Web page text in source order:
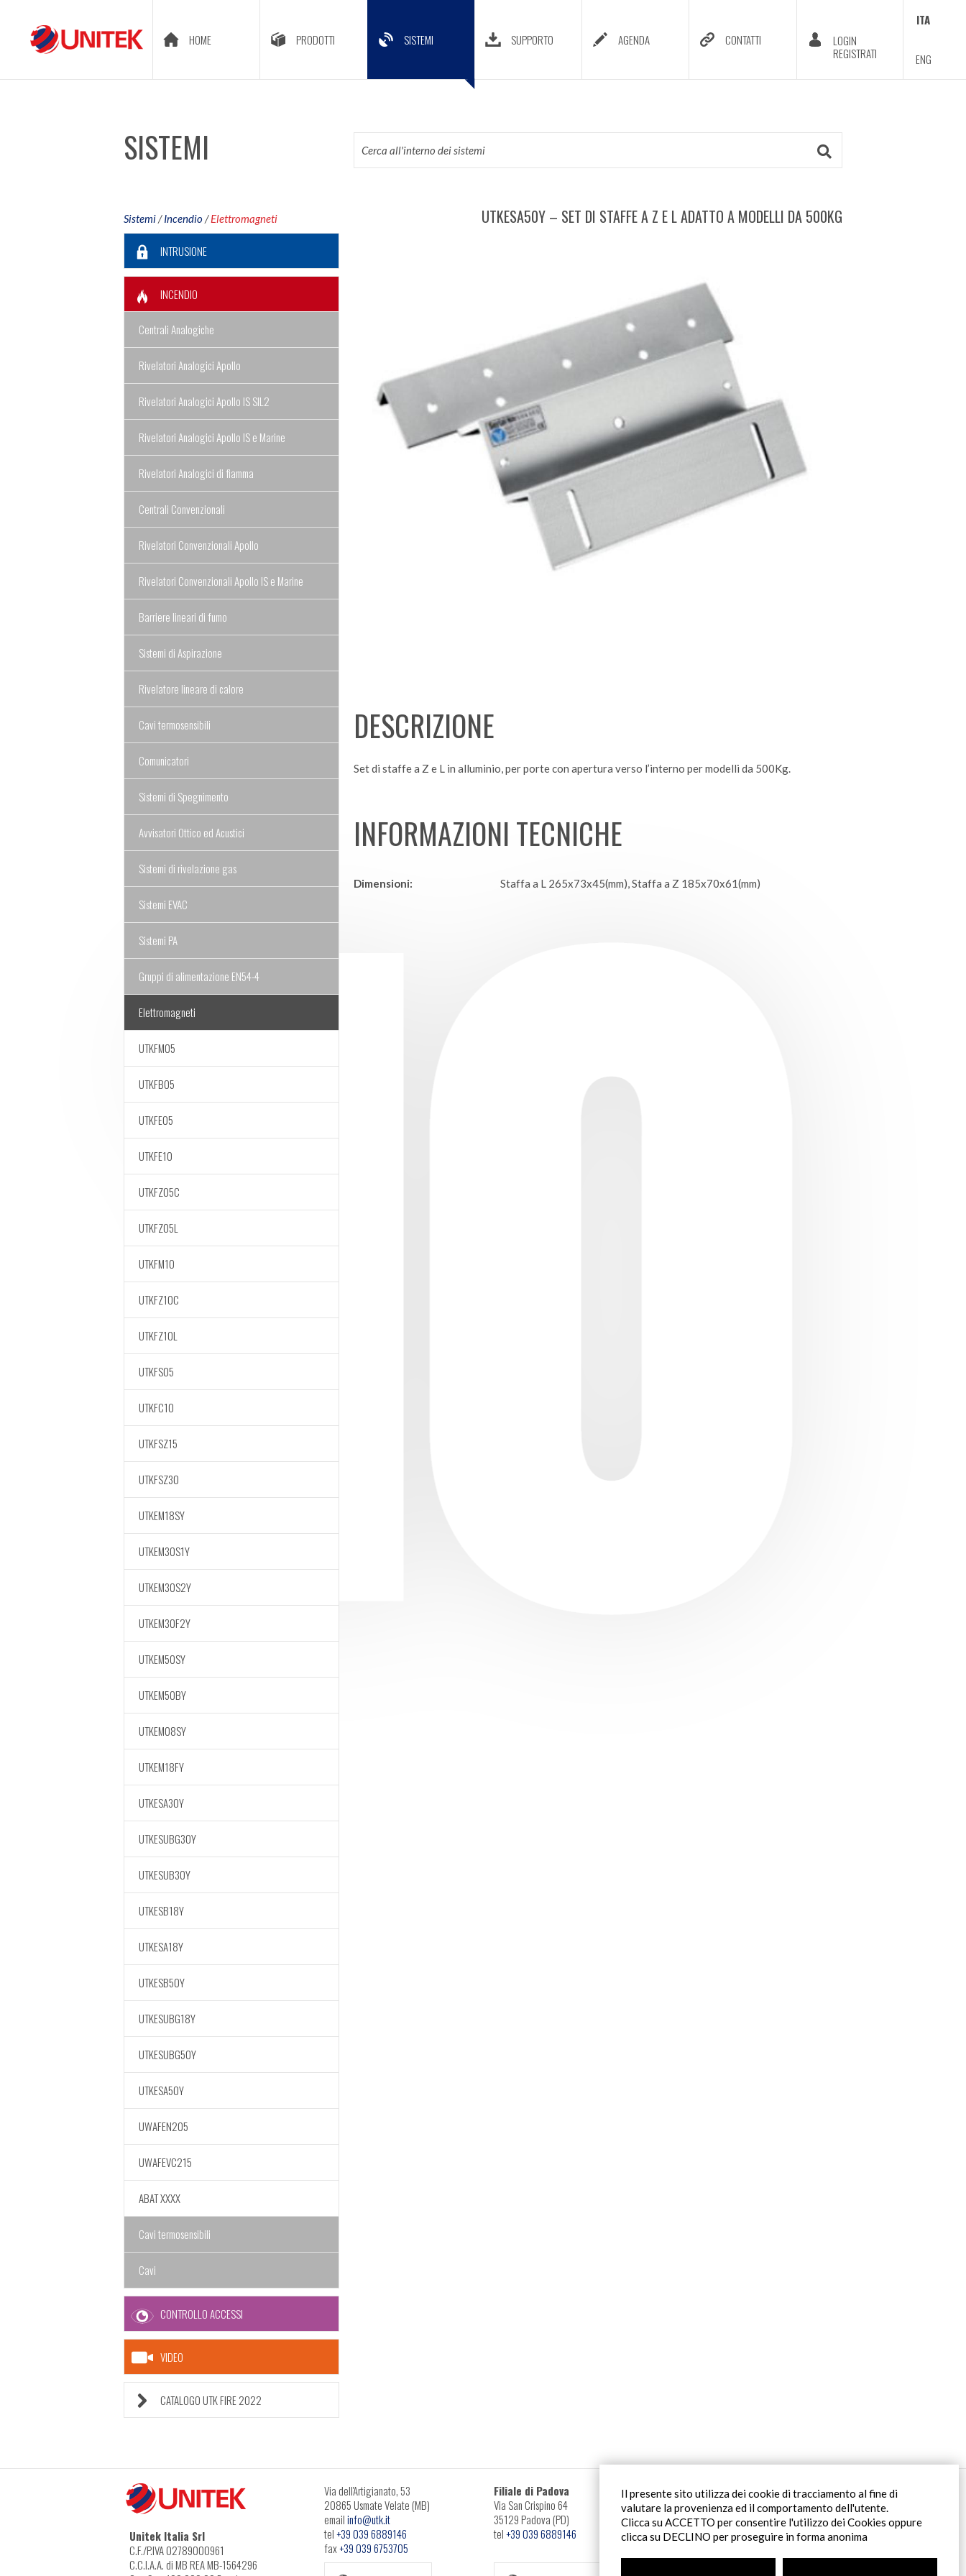
Il presente sito utilizza dei cookie di tracciamento al fine di
valutare la provenienza ed il comportamento dell'utente.
Clicca su ACCETTO per consentire l'utilizzo dei Cookies oppure
clicca su DECLINO per proseguire in forma anonima
HOME PRODOTTI SISTEMI SUPPORTO AGENDA CONTATTI
LOGIN
REGISTRATI
ITA
ENG
SISTEMI
Sistemi/Incendio/Elettromagneti UTKESA50Y – SET DI STAFFE A Z E L ADATTO A MODELLI DA 500KG
DESCRIZIONE
Set di staffe a Z e L in alluminio, per porte con apertura verso l’interno per modelli da 500Kg.
INFORMAZIONI TECNICHE
Dimensioni: Staffa a L 265x73x45(mm), Staffa a Z 185x70x61(mm)
INTRUSIONE
INCENDIO
Centrali Analogiche
Rivelatori Analogici Apollo
Rivelatori Analogici Apollo IS SIL2
Rivelatori Analogici Apollo IS e Marine
Rivelatori Analogici di fiamma
Centrali Convenzionali
Rivelatori Convenzionali Apollo
Rivelatori Convenzionali Apollo IS e Marine
Barriere lineari di fumo
Sistemi di Aspirazione
Rivelatore lineare di calore
Cavi termosensibili
Comunicatori
Sistemi di Spegnimento
Avvisatori Ottico ed Acustici
Sistemi di rivelazione gas
Sistemi EVAC
Sistemi PA
Gruppi di alimentazione EN54-4
Elettromagneti
UTKFM05
UTKFB05
UTKFE05
UTKFE10
UTKFZ05C
UTKFZ05L
UTKFM10
UTKFZ10C
UTKFZ10L
UTKFS05
UTKFC10
UTKFSZ15
UTKFSZ30
UTKEM18SY
UTKEM30S1Y
UTKEM30S2Y
UTKEM30F2Y
UTKEM50SY
UTKEM50BY
UTKEM08SY
UTKEM18FY
UTKESA30Y
UTKESUBG30Y
UTKESUB30Y
UTKESB18Y
UTKESA18Y
UTKESB50Y
UTKESUBG18Y
UTKESUBG50Y
UTKESA50Y
UWAFEN205
UWAFEVC215
ABAT XXXX
Cavi termosensibili
Cavi
CONTROLLO ACCESSI
VIDEO
CATALOGO UTK FIRE 2022
Unitek Italia Srl
C.F./P.IVA 02789000961
C.C.I.A.A. di MB REA MB-1564296
Via dell'Artigianato, 53
20865 Usmate Velate (MB)
emailinfo@utk.it
tel+39 039 6889146
fax+39 039 6753705
Filiale di Padova
Via San Crispino 64
35129 Padova (PD)
tel+39 039 6889146
Filiale Roma
Via Pontina 583
00128 Roma (RM)
tel+39 06 80079273